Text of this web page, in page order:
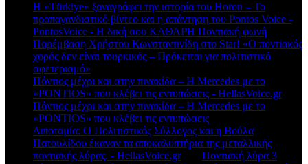
Η «Türkiye» ξαναγράφει την ιστορία του Horon – Το
προπαγανδιστικό βίντεο και η απάντηση του Pontos Voice -
PontosVoice - H δική σου ΚΑΘΑΡΗ Ποντιακή φωνή
Παρέμβαση Χρήστου Κωνσταντινίδη στο Star! «Ο ποντιακός
χορός δεν είναι τουρκικός – Πρόκειται για πολιτιστικό
σφετερισμό»
Πόντιος μέχρι και στην πινακίδα – Η Mercedes με το
«PONTIOS» που κλέβει τις εντυπώσεις - HellasVoice.grστο
Πόντιος μέχρι και στην πινακίδα – Η Mercedes με το
«PONTIOS» που κλέβει τις εντυπώσεις
Διποταμία: Ο Πολιτιστικός Σύλλογος και η Βούλα
Πατουλίδου έκαναν τα αποκαλυπτήρια της μεταλλικής
ποντιακής λύρας. - HellasVoice.grστο Ποντιακή λύρα 3